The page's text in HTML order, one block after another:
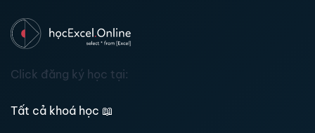
Click đăng ký học tại:
Tất cả khoá học 📖